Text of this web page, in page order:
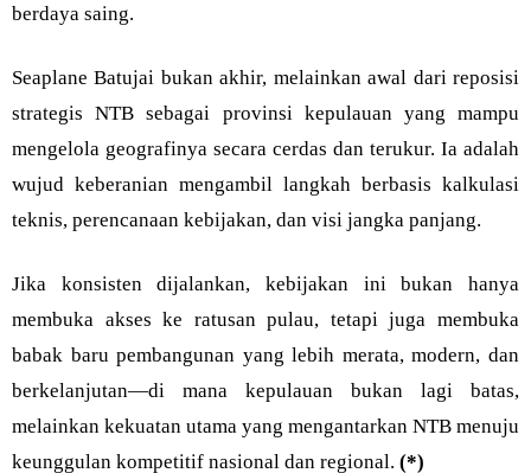
berdaya saing.
Seaplane Batujai bukan akhir, melainkan awal dari reposisi
strategis NTB sebagai provinsi kepulauan yang mampu
mengelola geografinya secara cerdas dan terukur. Ia adalah
wujud keberanian mengambil langkah berbasis kalkulasi
teknis, perencanaan kebijakan, dan visi jangka panjang.
Jika konsisten dijalankan, kebijakan ini bukan hanya
membuka akses ke ratusan pulau, tetapi juga membuka
babak baru pembangunan yang lebih merata, modern, dan
berkelanjutan—di mana kepulauan bukan lagi batas,
melainkan kekuatan utama yang mengantarkan NTB menuju
keunggulan kompetitif nasional dan regional. (*)